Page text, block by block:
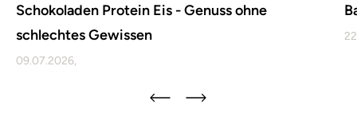
Schokoladen Protein Eis - Genuss ohne
schlechtes Gewissen
09.07.2026,